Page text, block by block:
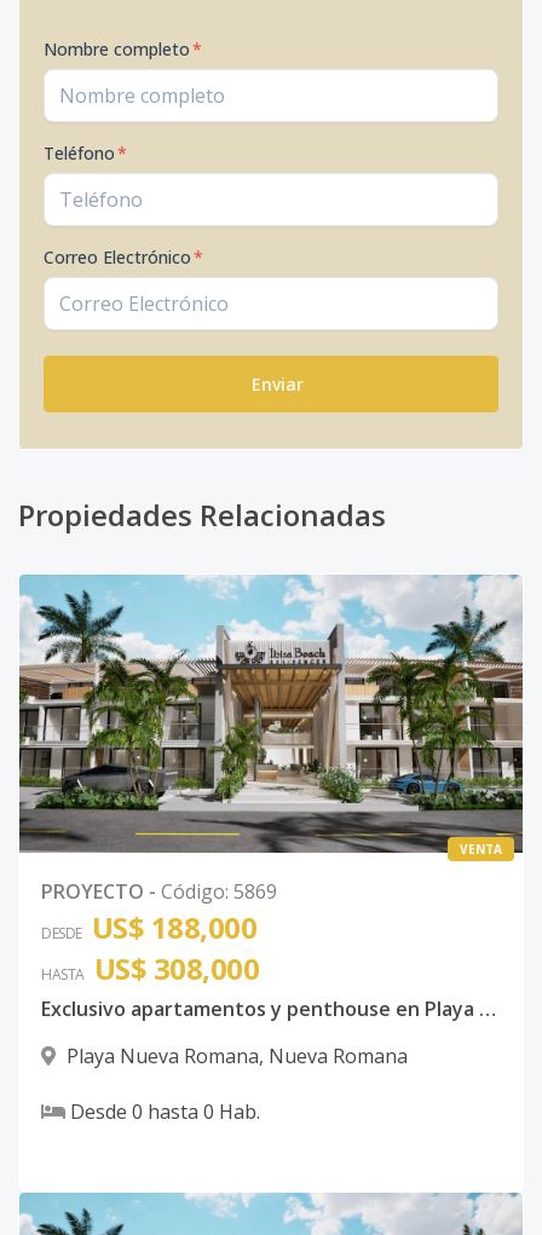
Nombre completo*
Teléfono*
Correo Electrónico*
Enviar
Propiedades Relacionadas
VENTA
PROYECTO - Código: 5869
DESDE US$ 188,000
HASTA US$ 308,000
Exclusivo apartamentos y penthouse en Playa Nueva Romana.
Playa Nueva Romana, Nueva Romana
Desde 0 hasta 0 Hab.